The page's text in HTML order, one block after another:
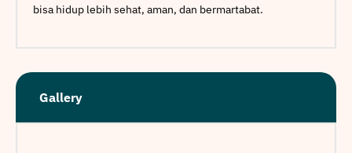
bisa hidup lebih sehat, aman, dan bermartabat.
Gallery